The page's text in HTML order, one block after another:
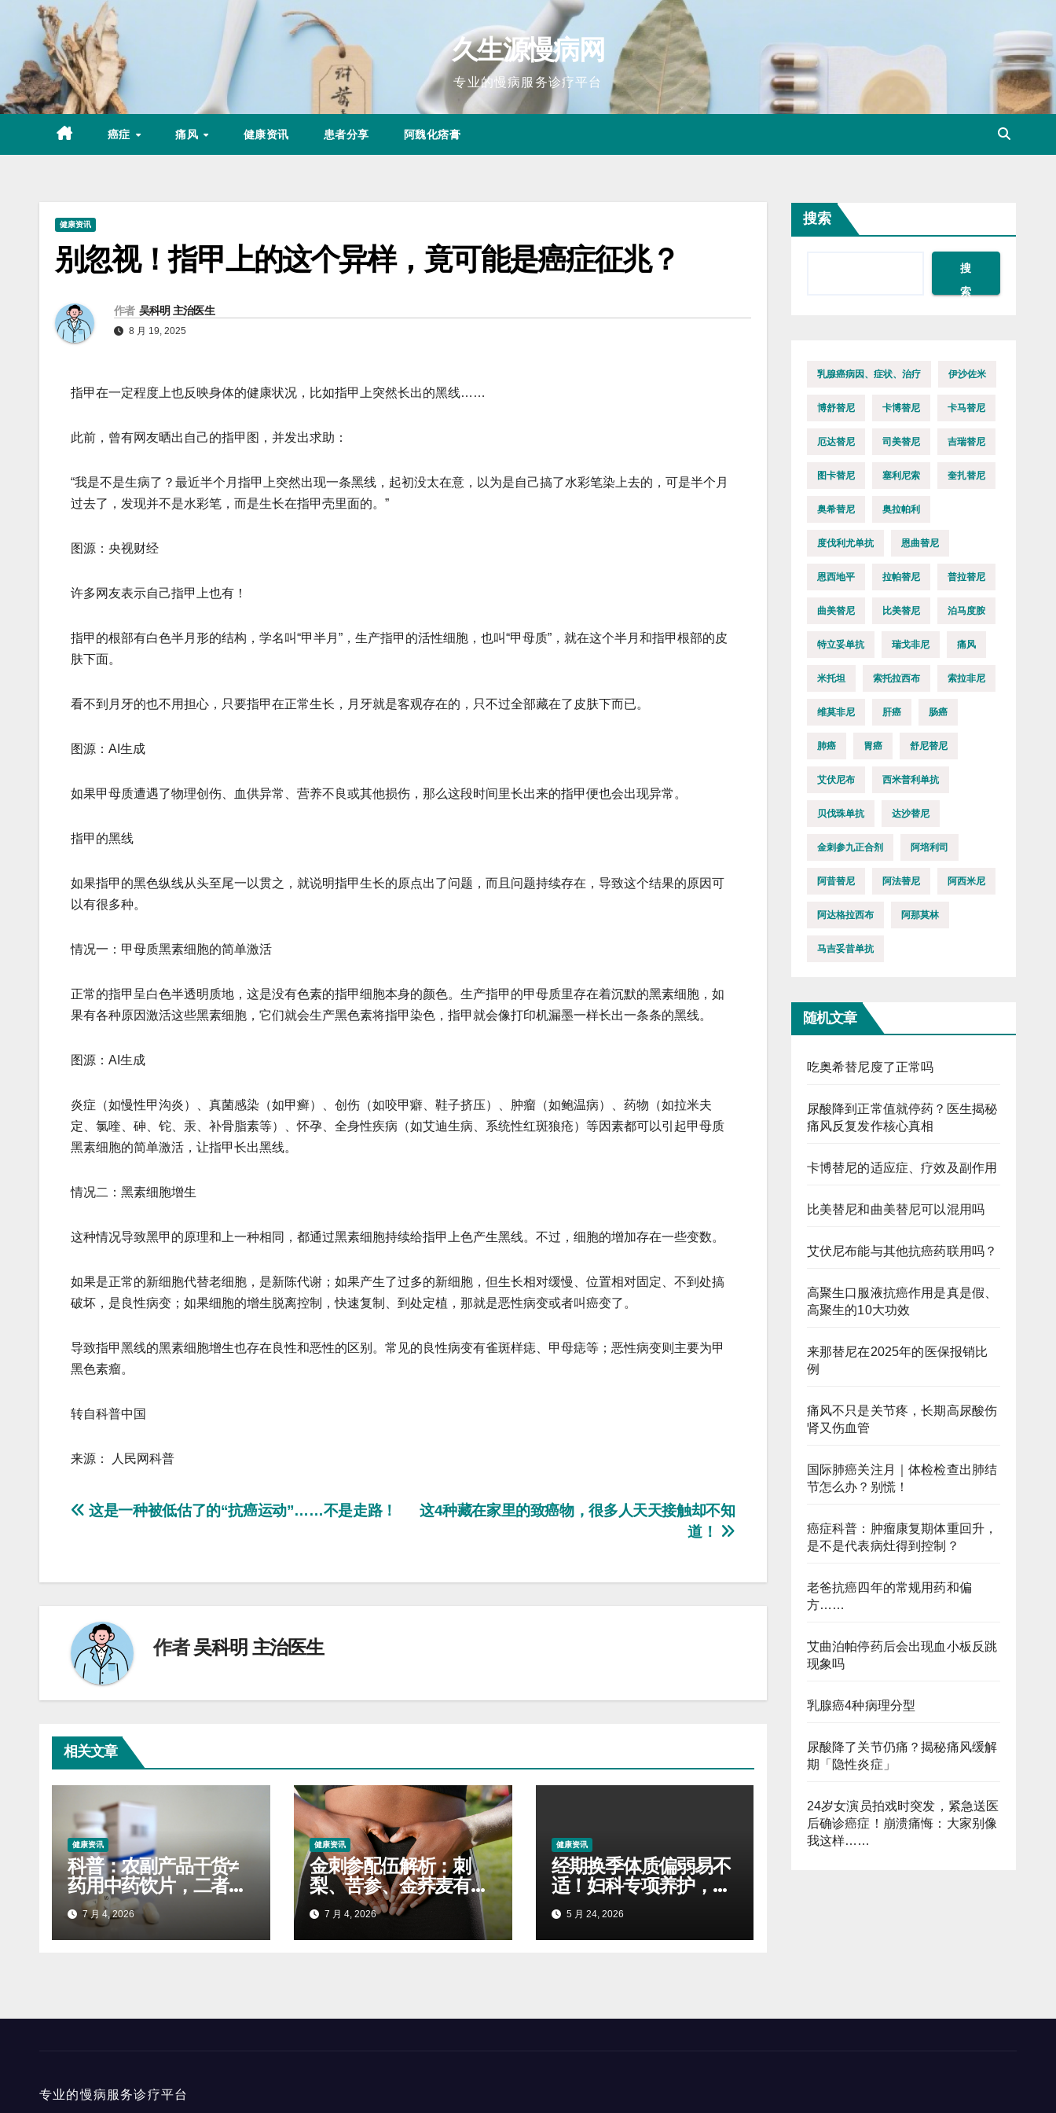
content
久生源慢病网
专业的慢病服务诊疗平台
癌症 痛风 健康资讯 患者分享 阿魏化痞膏
健康资讯
别忽视！指甲上的这个异样，竟可能是癌症征兆？
作者 吴科明 主治医生
8 月 19, 2025
指甲在一定程度上也反映身体的健康状况，比如指甲上突然长出的黑线……
此前，曾有网友晒出自己的指甲图，并发出求助：
“我是不是生病了？最近半个月指甲上突然出现一条黑线，起初没太在意，以为是自己搞了水彩笔染上去的，可是半个月
过去了，发现并不是水彩笔，而是生长在指甲壳里面的。”
图源：央视财经
许多网友表示自己指甲上也有！
指甲的根部有白色半月形的结构，学名叫“甲半月”，生产指甲的活性细胞，也叫“甲母质”，就在这个半月和指甲根部的皮
肤下面。
看不到月牙的也不用担心，只要指甲在正常生长，月牙就是客观存在的，只不过全部藏在了皮肤下而已。
图源：AI生成
如果甲母质遭遇了物理创伤、血供异常、营养不良或其他损伤，那么这段时间里长出来的指甲便也会出现异常。
指甲的黑线
如果指甲的黑色纵线从头至尾一以贯之，就说明指甲生长的原点出了问题，而且问题持续存在，导致这个结果的原因可
以有很多种。
情况一：甲母质黑素细胞的简单激活
正常的指甲呈白色半透明质地，这是没有色素的指甲细胞本身的颜色。生产指甲的甲母质里存在着沉默的黑素细胞，如
果有各种原因激活这些黑素细胞，它们就会生产黑色素将指甲染色，指甲就会像打印机漏墨一样长出一条条的黑线。
图源：AI生成
炎症（如慢性甲沟炎）、真菌感染（如甲癣）、创伤（如咬甲癖、鞋子挤压）、肿瘤（如鲍温病）、药物（如拉米夫
定、氯喹、砷、铊、汞、补骨脂素等）、怀孕、全身性疾病（如艾迪生病、系统性红斑狼疮）等因素都可以引起甲母质
黑素细胞的简单激活，让指甲长出黑线。
情况二：黑素细胞增生
这种情况导致黑甲的原理和上一种相同，都通过黑素细胞持续给指甲上色产生黑线。不过，细胞的增加存在一些变数。
如果是正常的新细胞代替老细胞，是新陈代谢；如果产生了过多的新细胞，但生长相对缓慢、位置相对固定、不到处搞
破坏，是良性病变；如果细胞的增生脱离控制，快速复制、到处定植，那就是恶性病变或者叫癌变了。
导致指甲黑线的黑素细胞增生也存在良性和恶性的区别。常见的良性病变有雀斑样痣、甲母痣等；恶性病变则主要为甲
黑色素瘤。
转自科普中国
来源： 人民网科普
文
导
这4种藏在家里的致癌物，很多人天天接触却不知
道！
这是一种被低估了的“抗癌运动”……不是走路！
作者吴科明 主治医生
相关文章
健康资讯
科普：农副产品干货≠
药用中药饮片，二者标
准天差地别
7 月 4, 2026
健康资讯
金刺参配伍解析：刺
梨、苦参、金荞麦有什
么妙用
7 月 4, 2026
健康资讯
经期换季体质偏弱易不
适！妇科专项养护，稳
住病情少反复
5 月 24, 2026
搜索
搜
索
乳腺癌病因、症状、治疗 伊沙佐米
博舒替尼 卡博替尼 卡马替尼
厄达替尼 司美替尼 吉瑞替尼
图卡替尼 塞利尼索 奎扎替尼
奥希替尼 奥拉帕利
度伐利尤单抗 恩曲替尼
恩西地平 拉帕替尼 普拉替尼
曲美替尼 比美替尼 泊马度胺
特立妥单抗 瑞戈非尼 痛风
米托坦 索托拉西布 索拉非尼
维莫非尼 肝癌 肠癌
肺癌 胃癌 舒尼替尼
艾伏尼布 西米普利单抗
贝伐珠单抗 达沙替尼
金刺参九正合剂 阿培利司
阿昔替尼 阿法替尼 阿西米尼
阿达格拉西布 阿那莫林
马吉妥昔单抗
随机文章
吃奥希替尼廋了正常吗
尿酸降到正常值就停药？医生揭秘
痛风反复发作核心真相
卡博替尼的适应症、疗效及副作用
比美替尼和曲美替尼可以混用吗
艾伏尼布能与其他抗癌药联用吗？
高聚生口服液抗癌作用是真是假、
高聚生的10大功效
来那替尼在2025年的医保报销比
例
痛风不只是关节疼，长期高尿酸伤
肾又伤血管
国际肺癌关注月｜体检检查出肺结
节怎么办？别慌！
癌症科普：肿瘤康复期体重回升，
是不是代表病灶得到控制？
老爸抗癌四年的常规用药和偏
方……
艾曲泊帕停药后会出现血小板反跳
现象吗
乳腺癌4种病理分型
尿酸降了关节仍痛？揭秘痛风缓解
期「隐性炎症」
24岁女演员拍戏时突发，紧急送医
后确诊癌症！崩溃痛悔：大家别像
我这样……
专业的慢病服务诊疗平台